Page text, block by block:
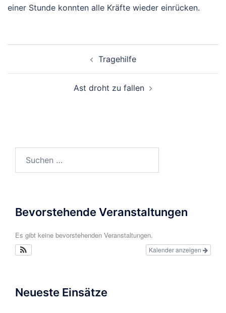
einer Stunde konnten alle Kräfte wieder einrücken.
Tragehilfe
Ast droht zu fallen
Bevorstehende Veranstaltungen
Es gibt keine bevorstehenden Veranstaltungen.
Kalender anzeigen
Neueste Einsätze